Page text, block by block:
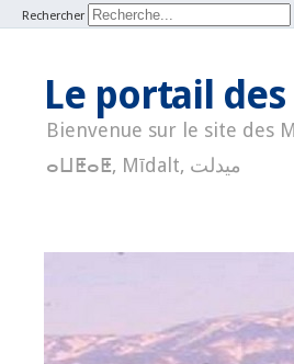
Rechercher
Le portail
Bienvenue sur le site des
ⴰⵡⵟⴰⵟ, Mīdalt, ميدلت